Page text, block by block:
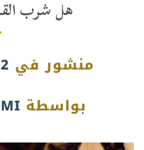
هل شرب
منشور في 12
بواسطة